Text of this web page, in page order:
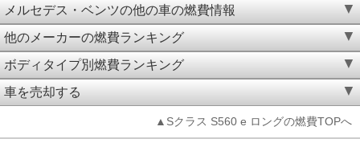
メルセデス・ベンツの他の車の燃費情報
他のメーカーの燃費ランキング
ボディタイプ別燃費ランキング
車を売却する
▲Sクラス S560 e ロングの燃費TOPへ